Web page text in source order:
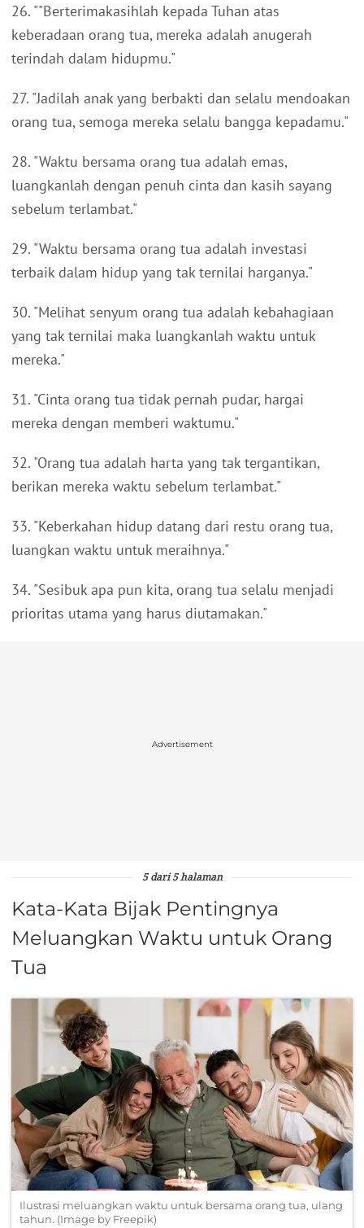
26. ""Berterimakasihlah kepada Tuhan atas
keberadaan orang tua, mereka adalah anugerah
terindah dalam hidupmu."
27. "Jadilah anak yang berbakti dan selalu mendoakan
orang tua, semoga mereka selalu bangga kepadamu."
28. "Waktu bersama orang tua adalah emas,
luangkanlah dengan penuh cinta dan kasih sayang
sebelum terlambat."
29. "Waktu bersama orang tua adalah investasi
terbaik dalam hidup yang tak ternilai harganya."
30. "Melihat senyum orang tua adalah kebahagiaan
yang tak ternilai maka luangkanlah waktu untuk
mereka."
31. "Cinta orang tua tidak pernah pudar, hargai
mereka dengan memberi waktumu."
32. "Orang tua adalah harta yang tak tergantikan,
berikan mereka waktu sebelum terlambat."
33. "Keberkahan hidup datang dari restu orang tua,
luangkan waktu untuk meraihnya."
34. "Sesibuk apa pun kita, orang tua selalu menjadi
prioritas utama yang harus diutamakan."
Advertisement
5 dari 5 halaman
Kata-Kata Bijak Pentingnya
Meluangkan Waktu untuk Orang
Tua
Ilustrasi meluangkan waktu untuk bersama orang tua, ulang
tahun. (Image by Freepik)